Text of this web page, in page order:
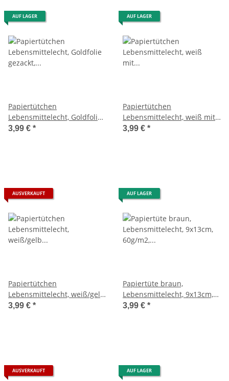
AUF LAGER
Papiertütchen
Lebensmittelecht, Goldfolie
gezackt, 15 Stück,
3,99 € *
AUF LAGER
Papiertütchen
Lebensmittelecht, weiß mit
Punkten, 25 Stück,
3,99 € *
AUSVERKAUFT
Papiertütchen
Lebensmittelecht, weiß/gelb
gestreift, SB-Btl 25Stück,
3,99 € *
AUF LAGER
Papiertüte braun,
Lebensmittelecht, 9x13cm,
3,99 € *
AUSVERKAUFT AUF LAGER